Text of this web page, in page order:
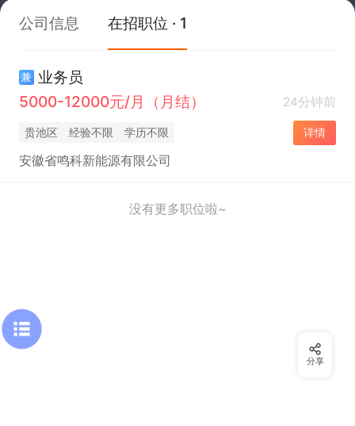
公司信息 在招职位 · 1
兼 业务员
5000-12000元/月（月结）
24分钟前
贵池区 经验不限 学历不限 详情
安徽省鸣科新能源有限公司
没有更多职位啦~
分享